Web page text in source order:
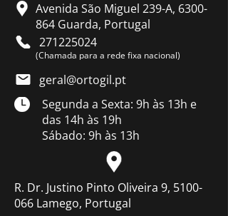
Avenida São Miguel 239-A, 6300-
864 Guarda, Portugal
271225024
(Chamada para a rede fixa nacional)
geral@ortogil.pt
Segunda a Sexta: 9h às 13h e
das 14h às 19h
Sábado: 9h às 13h
R. Dr. Justino Pinto Oliveira 9, 5100-
066 Lamego, Portugal